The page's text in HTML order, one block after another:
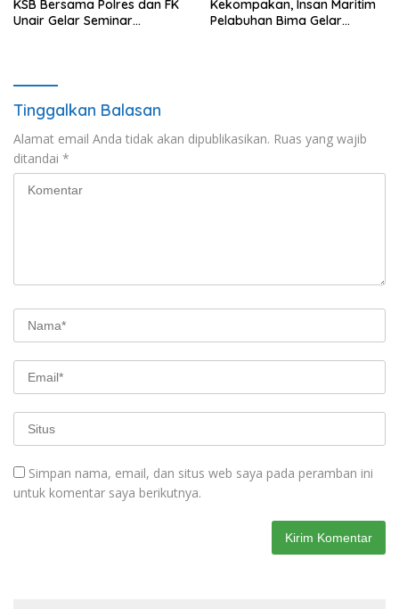
KSB Bersama Polres dan FK
Unair Gelar Seminar
Kekompakan, Insan Maritim
Pelabuhan Bima Gelar
Tinggalkan Balasan
Alamat email Anda tidak akan dipublikasikan. Ruas yang wajib
ditandai *
Simpan nama, email, dan situs web saya pada peramban ini
untuk komentar saya berikutnya.